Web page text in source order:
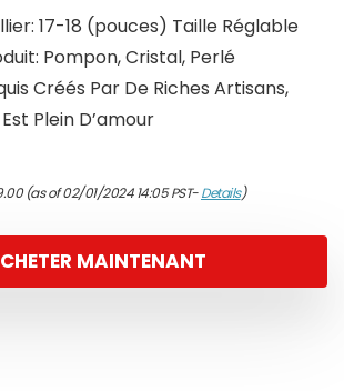
17-18 (pouces) Taille Réglable
Pompon, Cristal, Perlé
Créés Par De Riches Artisans,
Plein D’amour
(as of 02/01/2024 14:05 PST-Details)
MAINTENANT